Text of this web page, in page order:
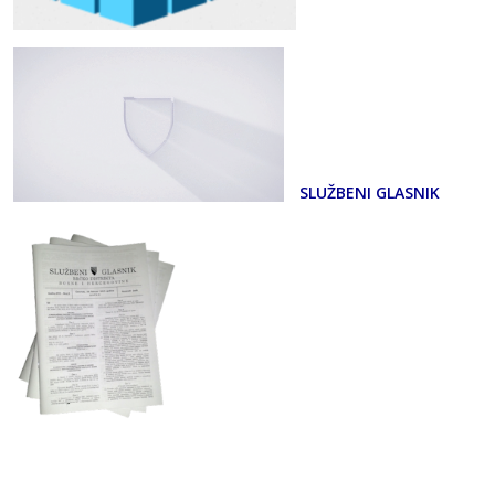
SLUŽBENI GLASNIK